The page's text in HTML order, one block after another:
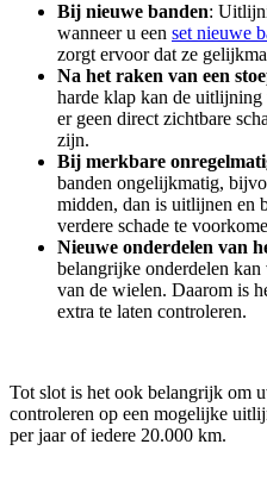
Bij nieuwe banden:
wanneer u een set nieuwe
zorgt ervoor dat ze
Na het raken van een
harde klap kan de
er geen direct zichtbare
zijn.
Bij merkbare
banden ongelijkmatig,
midden, dan is uitlijnen en
verdere schade te
Nieuwe onderdelen van
belangrijke onderdelen
van de wielen. Daarom is
extra te laten controleren.
Tot slot is het ook belangrijk om
controleren op een mogelijke
per jaar of iedere 20.000 km.